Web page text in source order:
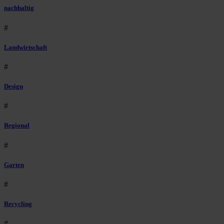
nachhaltig
#
Landwirtschaft
#
Design
#
Regional
#
Garten
#
Recycling